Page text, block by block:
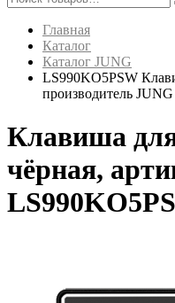
Главная
Каталог
Каталог JUNG
LS990KO5PSW
производитель JUNG
Клавиша
чёрная,